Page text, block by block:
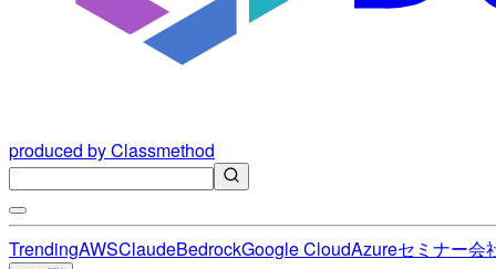
produced by Classmethod
TrendingAWSClaudeBedrockGoogle CloudAzureセミナー会